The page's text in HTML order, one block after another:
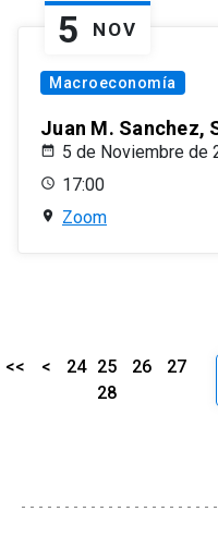
5 NOV
Macroeconomía
Juan M. Sanchez,
5 de Noviembre de
17:00
Zoom
<< < 24 25 26
27
28